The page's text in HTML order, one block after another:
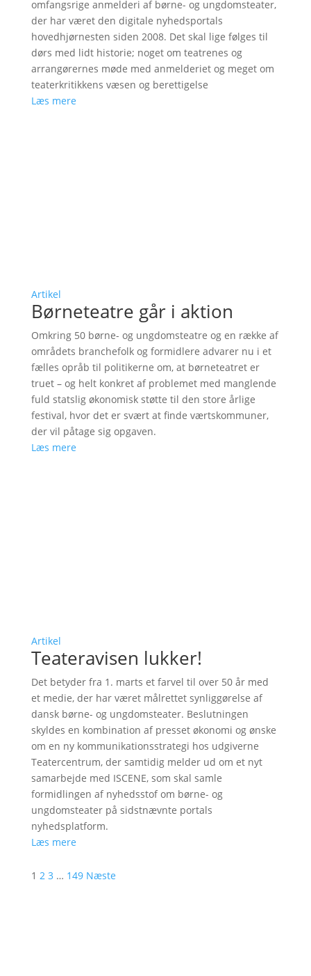
omfangsrige anmelderi af børne- og ungdomsteater,
der har været den digitale nyhedsportals
hovedhjørnesten siden 2008. Det skal lige følges til
dørs med lidt historie; noget om teatrenes og
arrangørernes møde med anmelderiet og meget om
teaterkritikkens væsen og berettigelse
Læs mere
Artikel
Børneteatre går i aktion
Omkring 50 børne- og ungdomsteatre og en række af
områdets branchefolk og formidlere advarer nu i et
fælles opråb til politikerne om, at børneteatret er
truet – og helt konkret af problemet med manglende
fuld statslig økonomisk støtte til den store årlige
festival, hvor det er svært at finde værtskommuner,
der vil påtage sig opgaven.
Læs mere
Artikel
Teateravisen lukker!
Det betyder fra 1. marts et farvel til over 50 år med
et medie, der har været målrettet synliggørelse af
dansk børne- og ungdomsteater. Beslutningen
skyldes en kombination af presset økonomi og ønske
om en ny kommunikationsstrategi hos udgiverne
Teatercentrum, der samtidig melder ud om et nyt
samarbejde med ISCENE, som skal samle
formidlingen af nyhedsstof om børne- og
ungdomsteater på sidstnævnte portals
nyhedsplatform.
Læs mere
1 2 3 … 149 Næste